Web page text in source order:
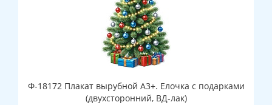
Ф-18172 Плакат вырубной А3+. Елочка с подарками
(двухсторонний, ВД-лак)